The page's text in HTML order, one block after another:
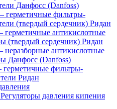
Данфосс (Danfoss)
фильтры-
(твердый сердечник) Ридан
антикислотные
(твердый сердечник) Ридан
антикислотные
Данфосс (Danfoss)
фильтры-
Ридан
давления кипения